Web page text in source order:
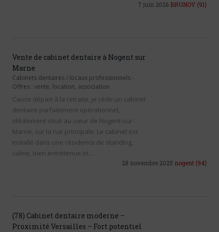
7 juin 2026 BRUNOY (91)
Vente de cabinet dentaire à Nogent sur
Marne
Cabinets dentaires / locaux professionnels -
Offres : vente, location, association
Cause départ à la retraite, je cède un cabinet
dentaire parfaitement opérationnel,
idéalement situé au cœur de Nogent-sur-
Marne, sur la rue principale. Le cabinet est
installé dans une résidence de standing,
calme, bien entretenue et…
28 novembre 2025 nogent (94)
(78) Cabinet dentaire moderne –
Proximité Versailles – Fort potentiel